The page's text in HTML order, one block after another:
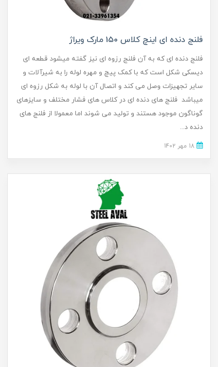
فلنج دنده ای اینچ کلاس 150 مارک ویراژ
فلنج دنده ای که به آن فلنج رزوه ای نیز گفته میشود قطعه ای
دیسکی شکل است که با کمک پیچ و مهره لوله را به شیرآلات و
سایر تجهیزات وصل می کند و اتصال آن با لوله به شکل رزوه ای
میباشد فلنج های دنده ای در کلاس های فشار مختلف و سایزهای
گوناگون موجود هستند و تولید می شوند اما معمولا از فلنج های
دنده د...